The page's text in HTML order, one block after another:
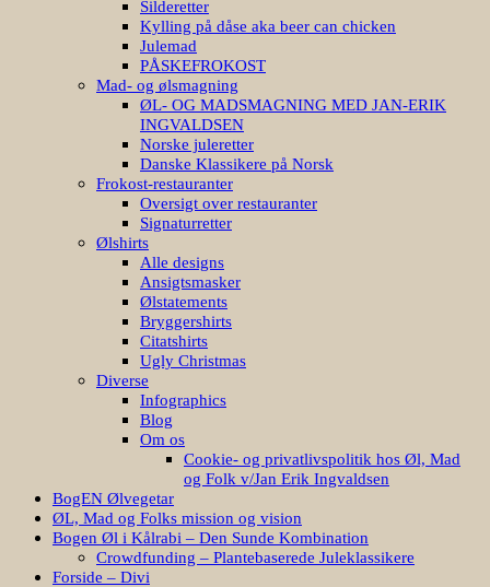
Silderetter
Kylling på dåse aka beer can chicken
Julemad
PÅSKEFROKOST
Mad- og ølsmagning
ØL- OG MADSMAGNING MED JAN-ERIK
INGVALDSEN
Norske juleretter
Danske Klassikere på Norsk
Frokost-restauranter
Oversigt over restauranter
Signaturretter
Ølshirts
Alle designs
Ansigtsmasker
Ølstatements
Bryggershirts
Citatshirts
Ugly Christmas
Diverse
Infographics
Blog
Om os
Cookie- og privatlivspolitik hos Øl, Mad
og Folk v/Jan Erik Ingvaldsen
BogEN Ølvegetar
ØL, Mad og Folks mission og vision
Bogen Øl i Kålrabi – Den Sunde Kombination
Crowdfunding – Plantebaserede Juleklassikere
Forside – Divi